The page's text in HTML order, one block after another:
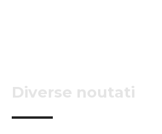
Diverse noutati